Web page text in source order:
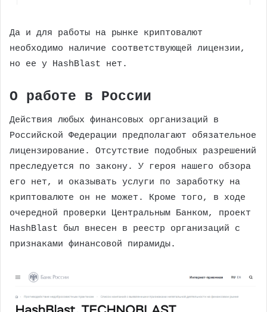
Да и для работы на рынке криптовалют
необходимо наличие соответствующей лицензии,
но ее у HashBlast нет.
О работе в России
Действия любых финансовых организаций в
Российской Федерации предполагают обязательное
лицензирование. Отсутствие подобных разрешений
преследуется по закону. У героя нашего обзора
его нет, и оказывать услуги по заработку на
криптовалюте он не может. Кроме того, в ходе
очередной проверки Центральным Банком, проект
HashBlast был внесен в реестр организаций с
признаками финансовой пирамиды.